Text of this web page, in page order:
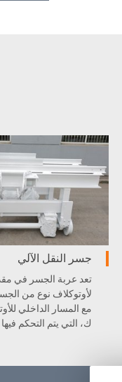
جسر النقل الآلي
تعد عربة الجسر في
لأوتوكلاف نوع من
مع المسار الداخلي
ك، التي يتم التحكم